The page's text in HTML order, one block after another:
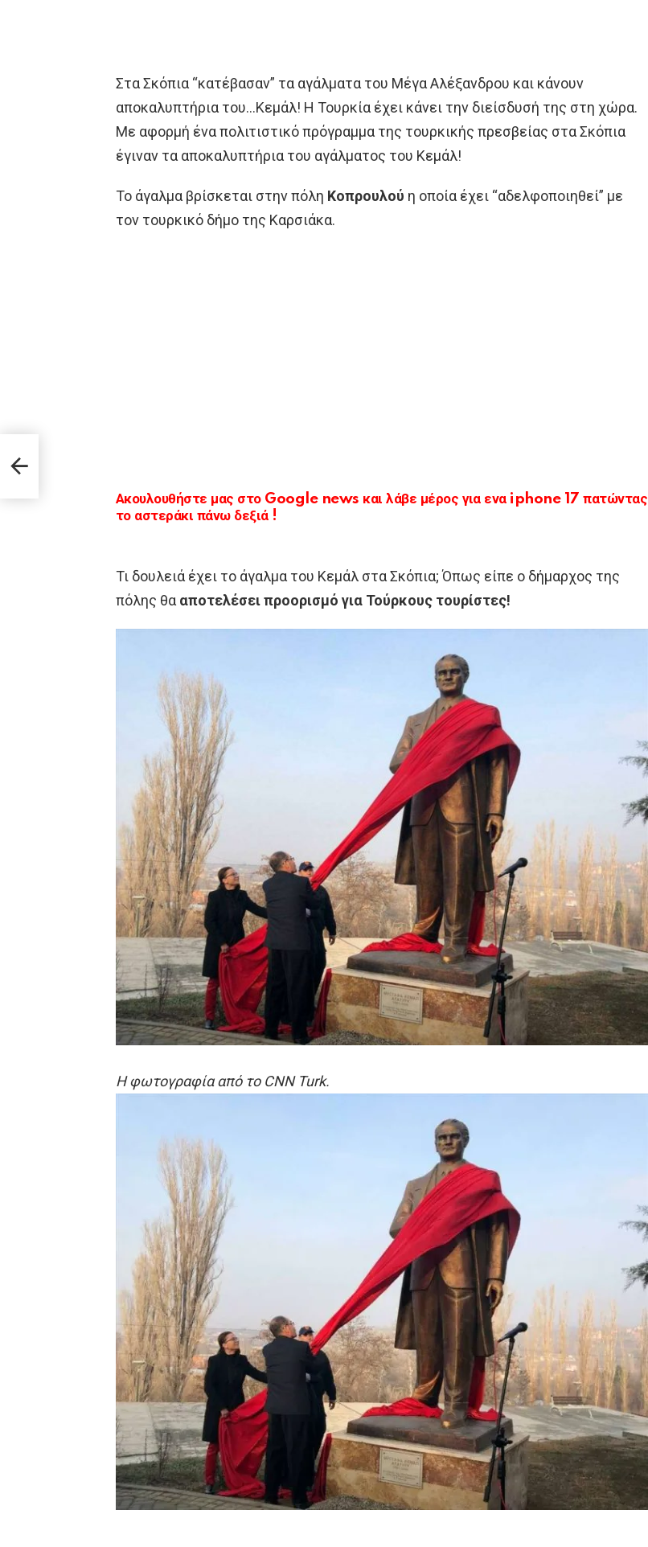
Στα Σκόπια “κατέβασαν” τα αγάλματα του Μέγα Αλέξανδρου και κάνουν
αποκαλυπτήρια του…Κεμάλ! Η Τουρκία έχει κάνει την διείσδυσή της στη χώρα.
Με αφορμή ένα πολιτιστικό πρόγραμμα της τουρκικής πρεσβείας στα Σκόπια
έγιναν τα αποκαλυπτήρια του αγάλματος του Κεμάλ!
Το άγαλμα βρίσκεται στην πόλη Κοπρουλού η οποία έχει “αδελφοποιηθεί” με
τον τουρκικό δήμο της Καρσιάκα.
Ακουλουθήστε μας στο Google news και λάβε μέρος για ενα iphone 17 πατώντας
το αστεράκι πάνω δεξιά !
Τι δουλειά έχει το άγαλμα του Κεμάλ στα Σκόπια; Όπως είπε ο δήμαρχος της
πόλης θα αποτελέσει προορισμό για Τούρκους τουρίστες!
Η φωτογραφία από το CNN Turk.